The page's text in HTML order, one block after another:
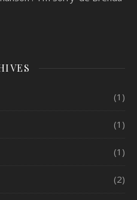
(1)
(1)
(1)
(2)